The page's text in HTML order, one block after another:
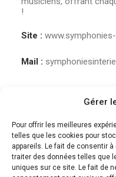
Gérer
Pour offrir les meilleures
telles que les cookies pour
appareils. Le fait de consentir
traiter des données telles que
uniques sur ce site. Le fait de
!
Site :
Mail :